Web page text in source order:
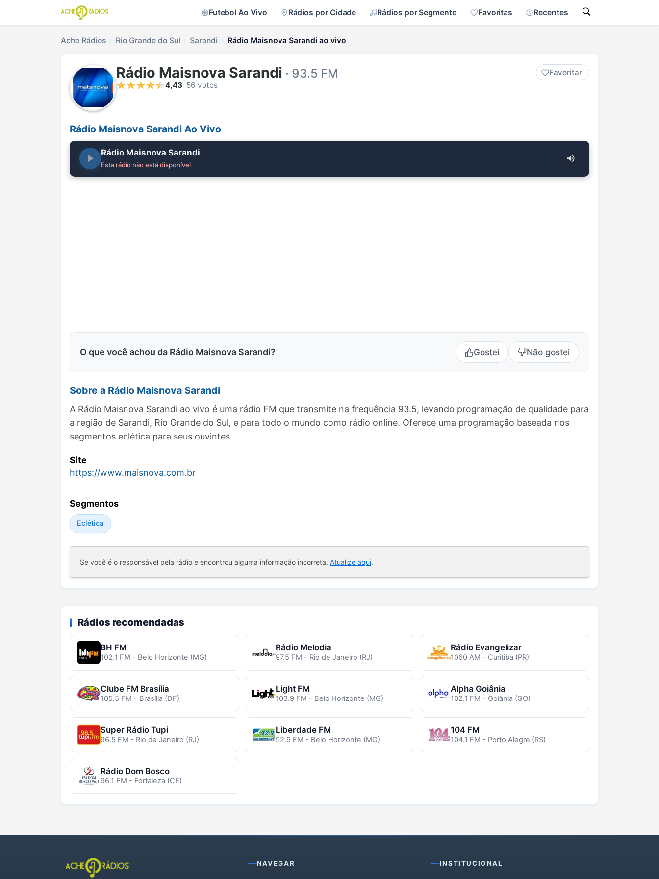
Futebol Ao Vivo Rádios por Cidade Rádios por Segmento Favoritas Recentes
Ache Rádios Rio Grande do Sul Sarandi Rádio Maisnova Sarandi ao vivo
Rádio Maisnova Sarandi · 93.5 FM
Favoritar
4,43 56 votos
Rádio Maisnova Sarandi Ao Vivo
Rádio Maisnova Sarandi
Esta rádio não está disponível
O que você achou da Rádio Maisnova Sarandi? Gostei Não gostei
Sobre a Rádio Maisnova Sarandi
A Rádio Maisnova Sarandi ao vivo é uma rádio FM que transmite na frequência 93.5, levando programação de qualidade para
a região de Sarandi, Rio Grande do Sul, e para todo o mundo como rádio online. Oferece uma programação baseada nos
segmentos eclética para seus ouvintes.
Site
https://www.maisnova.com.br
Segmentos
Eclética
Se você é o responsável pela rádio e encontrou alguma informação incorreta. Atualize aqui.
Rádios recomendadas
BH FM
102.1 FM - Belo Horizonte (MG)
Rádio Melodia
97.5 FM - Rio de Janeiro (RJ)
Rádio Evangelizar
1060 AM - Curitiba (PR)
Clube FM Brasília
105.5 FM - Brasília (DF)
Light FM
103.9 FM - Belo Horizonte (MG)
Alpha Goiânia
102.1 FM - Goiânia (GO)
Super Rádio Tupi
96.5 FM - Rio de Janeiro (RJ)
Liberdade FM
92.9 FM - Belo Horizonte (MG)
104 FM
104.1 FM - Porto Alegre (RS)
Rádio Dom Bosco
96.1 FM - Fortaleza (CE)
NAVEGAR INSTITUCIONAL